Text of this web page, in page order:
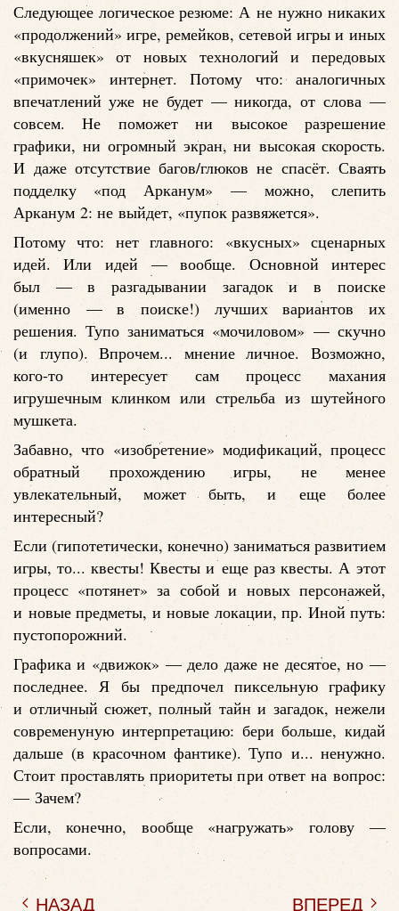
Следующее логическое резюме: А не нужно никаких
«продолжений» игре, ремейков, сетевой игры и иных
«вкусняшек» от новых технологий и передовых
«примочек» интернет. Потому что: аналогичных
впечатлений уже не будет — никогда, от слова —
совсем. Не поможет ни высокое разрешение
графики, ни огромный экран, ни высокая скорость.
И даже отсутствие багов/глюков не спасёт. Сваять
подделку «под Арканум» — можно, слепить
Арканум 2: не выйдет, «пупок развяжется».
Потому что: нет главного: «вкусных» сценарных
идей. Или идей — вообще. Основной интерес
был — в разгадывании загадок и в поиске
(именно — в поиске!) лучших вариантов их
решения. Тупо заниматься «мочиловом» — скучно
(и глупо). Впрочем... мнение личное. Возможно,
кого-то интересует сам процесс махания
игрушечным клинком или стрельба из шутейного
мушкета.
Забавно, что «изобретение» модификаций, процесс
обратный прохождению игры, не менее
увлекательный, может быть, и еще более
интересный?
Если (гипотетически, конечно) заниматься развитием
игры, то... квесты! Квесты и еще раз квесты. А этот
процесс «потянет» за собой и новых персонажей,
и новые предметы, и новые локации, пр. Иной путь:
пустопорожний.
Графика и «движок» — дело даже не десятое, но —
последнее. Я бы предпочел пиксельную графику
и отличный сюжет, полный тайн и загадок, нежели
современуную интерпретацию: бери больше, кидай
дальше (в красочном фантике). Тупо и... ненужно.
Стоит проставлять приоритеты при ответ на вопрос:
— Зачем?
Если, конечно, вообще «нагружать» голову —
вопросами.
НАЗАД ВПЕРЕД